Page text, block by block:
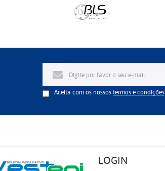
Aceita com os nossostermos e condições
LOGIN